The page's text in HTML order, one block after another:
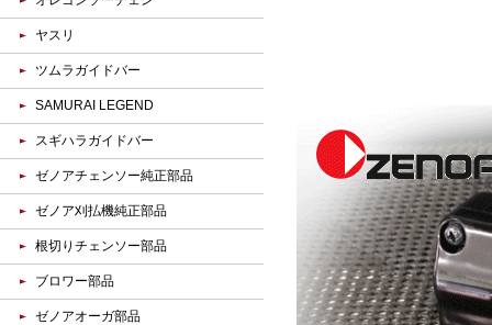
ヤスリ
ツムラガイドバー
SAMURAI LEGEND
スギハラガイドバー
ゼノアチェンソー純正部品
ゼノア刈払機純正部品
根切りチェンソー部品
ブロワー部品
ゼノアオーガ部品